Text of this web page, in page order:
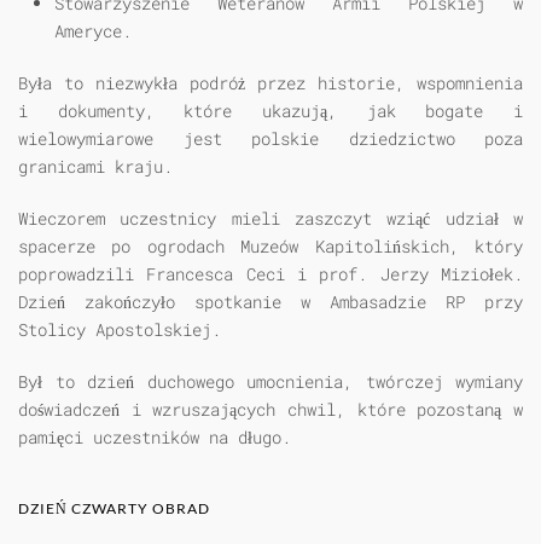
Ameryce.
Była to niezwykła podróż przez historie, wspomnienia
i dokumenty, które ukazują, jak bogate i
wielowymiarowe jest polskie dziedzictwo poza
granicami kraju.
Wieczorem uczestnicy mieli zaszczyt wziąć udział w
spacerze po ogrodach Muzeów Kapitolińskich, który
poprowadzili Francesca Ceci i prof. Jerzy Miziołek.
Dzień zakończyło spotkanie w Ambasadzie RP przy
Stolicy Apostolskiej.
Był to dzień duchowego umocnienia, twórczej wymiany
doświadczeń i wzruszających chwil, które pozostaną w
pamięci uczestników na długo.
DZIEŃ CZWARTY OBRAD